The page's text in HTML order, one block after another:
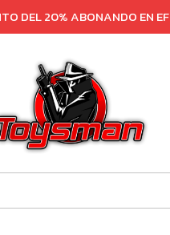
DEL 20% ABONANDO EN